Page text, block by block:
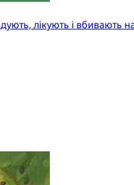
лікують і вбивають